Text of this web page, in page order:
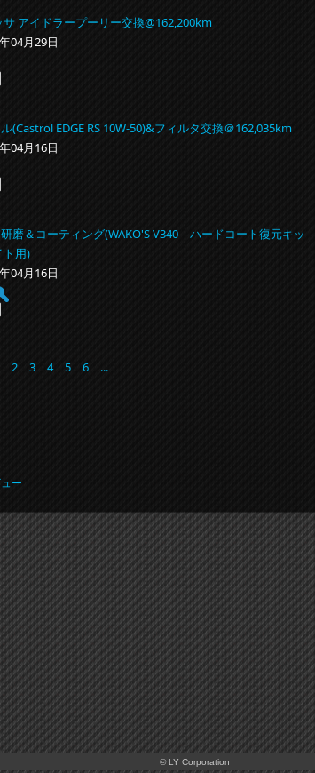
サ アイドラープーリー交換@162,200km
04月29日
(Castrol EDGE RS 10W-50)&フィルタ交換＠162,035km
04月16日
磨＆コーティング(WAKO'S V340 ハードコート復元キッ
ト用)
04月16日
2 3 4 5 6 ...
ー
© LY Corporation